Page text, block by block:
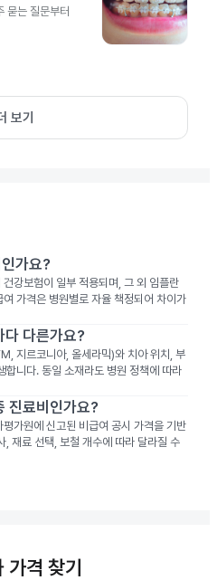
묻는 질문부터
보기
가요?
강보험이 일부 적용되며, 그 외 임플란
가격은 병원별로 자율 책정되어 차이가
다 다른가요?
지르코니아, 올세라믹)와 치아 위치, 부
합니다. 동일 소재라도 병원 정책에 따라
진료비인가요?
가원에 신고된 비급여 공시 가격을 기반
, 재료 선택, 보철 개수에 따라 달라질 수
가격 찾기